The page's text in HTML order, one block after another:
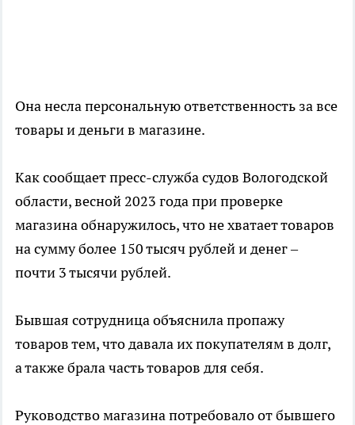
Она несла персональную ответственность за все
товары и деньги в магазине.
Как сообщает пресс-служба судов Вологодской
области, весной 2023 года при проверке
магазина обнаружилось, что не хватает товаров
на сумму более 150 тысяч рублей и денег –
почти 3 тысячи рублей.
Бывшая сотрудница объяснила пропажу
товаров тем, что давала их покупателям в долг,
а также брала часть товаров для себя.
Руководство магазина потребовало от бывшего